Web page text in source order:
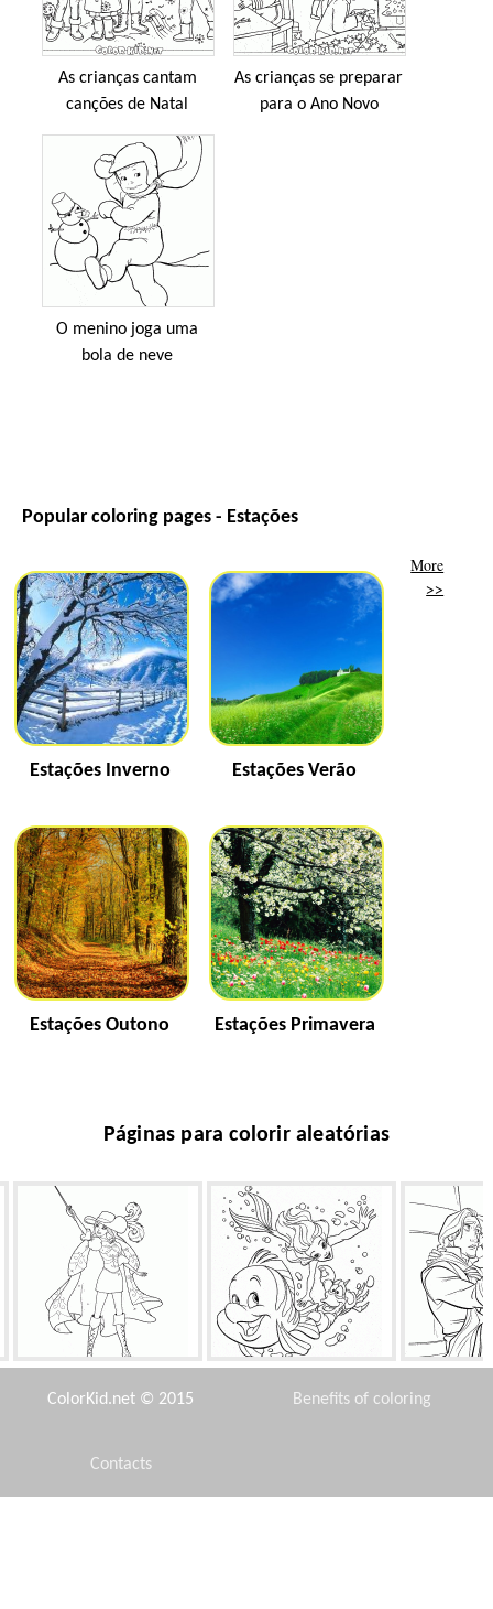
As crianças cantam
canções de Natal
As crianças se preparar
para o Ano Novo
O menino joga uma
bola de neve
Popular coloring pages - Estações
Estações Inverno Estações Verão
Estações Outono Estações Primavera
More
>>
Páginas para colorir aleatórias
Barbie Guerreiro
Solha Sebastian e The Little
Flynn
ColorKid.net © 2015 Benefits of coloring
Contacts